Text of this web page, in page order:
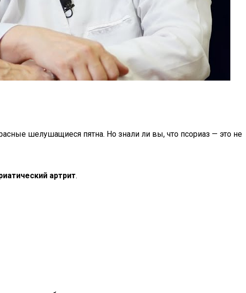
шелушащиеся пятна. Но знали ли вы, что псориаз — это не
артрит.